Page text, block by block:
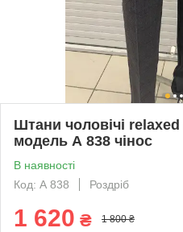
Штани чоловічі
модель А 838 чінос
В наявності
Код: А 838
Роздріб
1 620 ₴ 1 800 ₴